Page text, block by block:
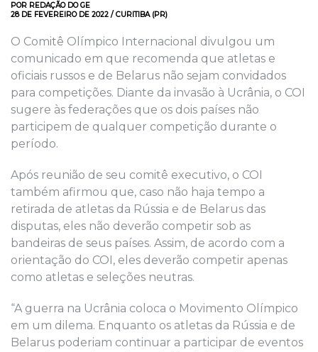
POR REDAÇÃO DO GE
28 DE FEVEREIRO DE 2022 / CURITIBA (PR)
O Comitê Olímpico Internacional divulgou um
comunicado em que recomenda que atletas e
oficiais russos e de Belarus não sejam convidados
para competições. Diante da invasão à Ucrânia, o COI
sugere às federações que os dois países não
participem de qualquer competição durante o
período.
Após reunião de seu comitê executivo, o COI
também afirmou que, caso não haja tempo a
retirada de atletas da Rússia e de Belarus das
disputas, eles não deverão competir sob as
bandeiras de seus países. Assim, de acordo com a
orientação do COI, eles deverão competir apenas
como atletas e seleções neutras.
“A guerra na Ucrânia coloca o Movimento Olímpico
em um dilema. Enquanto os atletas da Rússia e de
Belarus poderiam continuar a participar de eventos